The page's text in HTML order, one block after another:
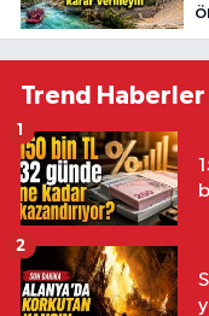
Trend Haberler
1
2